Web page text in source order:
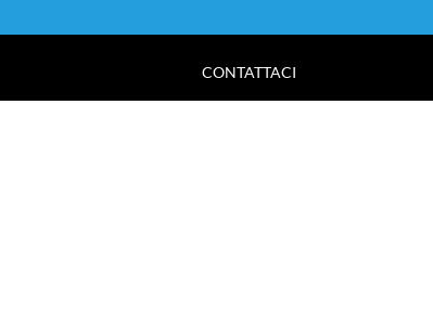
CONTATTACI